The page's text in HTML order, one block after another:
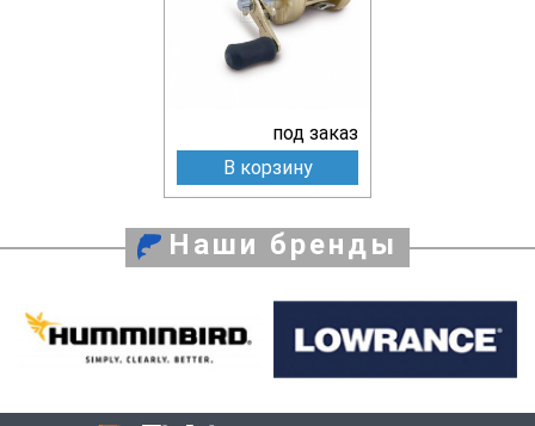
под заказ
В корзину
Наши бренды